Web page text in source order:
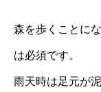
森を歩くことに
は必須です。
雨天時は足元が